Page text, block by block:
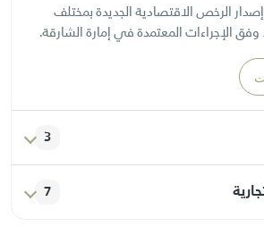
الرخص الاقتصادية الجديدة بمختلف
الإجراءات المعتمدة في إمارة الشارقة.
3
استمرارية النشاط التجاري دون انقطاع.
7